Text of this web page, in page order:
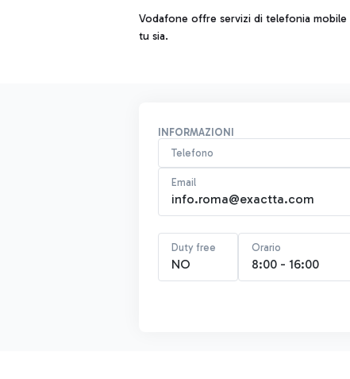
Vodafone offre servizi di telefonia
tu sia.
INFORMAZIONI
Telefono
Email
info.roma@exactta.com
Duty free
NO
Orario
8:00 - 16:00